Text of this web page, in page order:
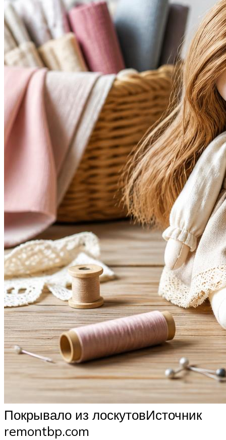
Покрывало из лоскутовИсточник
remontbp.com